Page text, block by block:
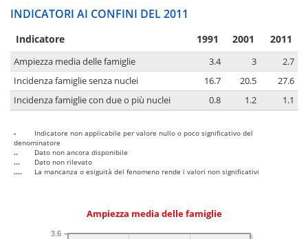
INDICATORI AI CONFINI DEL 2011
Indicatore 1991 2001 2011
Ampiezza media delle famiglie 3.4 3
2.7
Incidenza famiglie senza nuclei
16.7 20.5
27.6
Incidenza famiglie con due o più nuclei
0.8 1.2 1.1
-
Indicatore non applicabile per valore nullo o poco significativo del
denominatore
..
Dato non ancora disponibile
...
Dato non rilevato
....
La mancanza o esiguità del fenomeno rende i valori non significativi
Ampiezza media delle famiglie
3.6